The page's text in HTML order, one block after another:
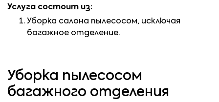
Услуга состоит из:
Уборка салона пылесосом, исключая
багажное отделение.
Уборка пылесосом
багажного отделения